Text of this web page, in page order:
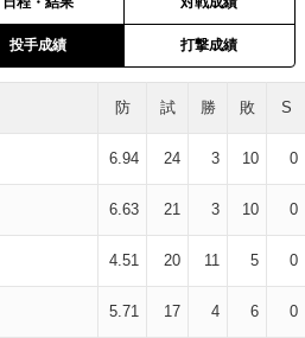
投手成績 打撃成績
防 試 勝 敗 S
6.94 24 3 10 0
6.63 21 3 10 0
4.51 20 11 5 0
5.71 17 4 6 0